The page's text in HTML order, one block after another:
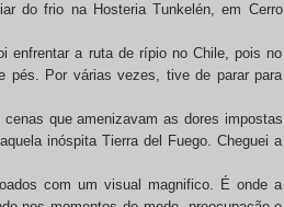
do frio na Hosteria Tunkelén, em Cerro
enfrentar a ruta de rípio no Chile, pois no
pés. Por várias vezes, tive de parar para
que amenizavam as dores impostas
inóspita Tierra del Fuego. Cheguei a
com um visual magnifico. É onde a